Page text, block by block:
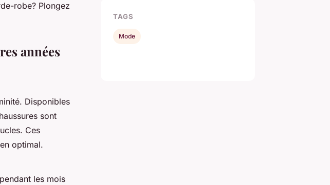
robe? Plongez
années
Disponibles
sont
Ces
optimal.
les mois
TAGS
Mode